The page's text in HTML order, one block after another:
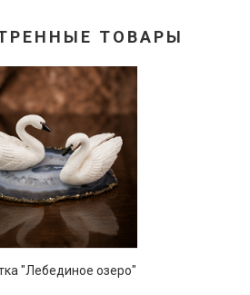
ТОВАРЫ
"Лебединое озеро"